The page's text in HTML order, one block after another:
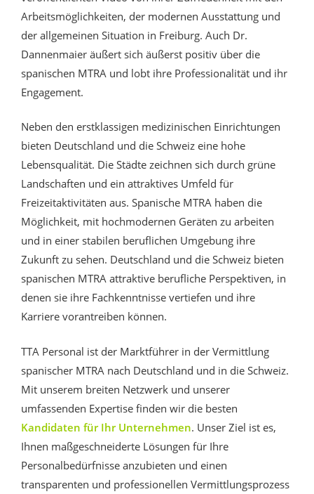
Arbeitsmöglichkeiten, der modernen Ausstattung und
der allgemeinen Situation in Freiburg. Auch Dr.
Dannenmaier äußert sich äußerst positiv über die
spanischen MTRA und lobt ihre Professionalität und ihr
Engagement.
Neben den erstklassigen medizinischen Einrichtungen
bieten Deutschland und die Schweiz eine hohe
Lebensqualität. Die Städte zeichnen sich durch grüne
Landschaften und ein attraktives Umfeld für
Freizeitaktivitäten aus. Spanische MTRA haben die
Möglichkeit, mit hochmodernen Geräten zu arbeiten
und in einer stabilen beruflichen Umgebung ihre
Zukunft zu sehen. Deutschland und die Schweiz bieten
spanischen MTRA attraktive berufliche Perspektiven, in
denen sie ihre Fachkenntnisse vertiefen und ihre
Karriere vorantreiben können.
TTA Personal ist der Marktführer in der Vermittlung
spanischer MTRA nach Deutschland und in die Schweiz.
Mit unserem breiten Netzwerk und unserer
umfassenden Expertise finden wir die besten
Kandidaten für Ihr Unternehmen. Unser Ziel ist es,
Ihnen maßgeschneiderte Lösungen für Ihre
Personalbedürfnisse anzubieten und einen
transparenten und professionellen Vermittlungsprozess